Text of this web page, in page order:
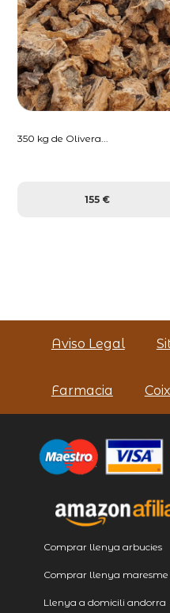
350 kg de Olivera...
155 €
Aviso Legal
Farmacia
Comprar llenya arbucies
Comprar llenya maresme
Llenya a domicili andorra